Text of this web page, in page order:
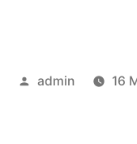
Pubblicato
admin 16